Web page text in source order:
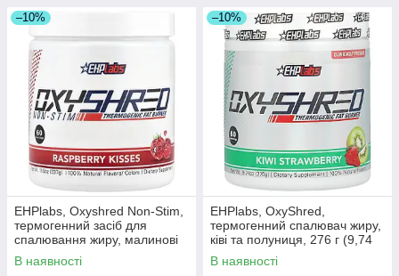
–10%
EHPlabs, Oxyshred Non-Stim,
термогенний засіб для
спалювання жиру, малинові
поцілунки, 324 г (11,4 унції)
оригінал
В наявності
–10%
EHPlabs, OxyShred,
термогенний спалювач жиру,
ківі та полуниця, 276 г (9,74
унції) оригінал
В наявності